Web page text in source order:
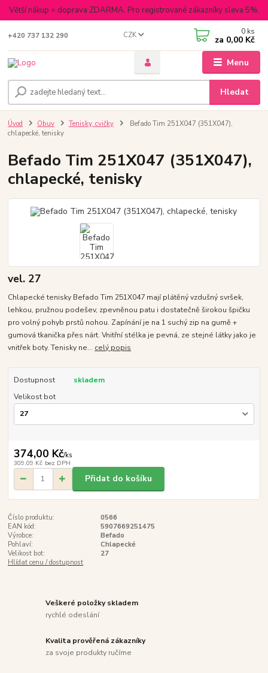
Větší nákup = doprava ZDARMA. Pro registrované zákazníky sleva 5%.
Menu
CZK
Hledat
+420 737 132 290 0 ks
za 0,00 Kč
Úvod Obuv Tenisky, cvičky
Befado Tim 251X047 (351X047),
chlapecké, tenisky
Befado Tim 251X047 (351X047),
chlapecké, tenisky
vel. 27
Chlapecké tenisky Befado Tim 251X047 mají plátěný vzdušný svršek,
lehkou, pružnou podešev, zpevněnou patu i dostatečně širokou špičku
pro volný pohyb prstů nohou. Zapínání je na 1 suchý zip na gumě +
gumová tkanička přes nárt. Vnitřní stélka je pevná, ze stejné látky jako je
vnitřek boty. Tenisky ne... celý popis
Dostupnost
skladem
Velikost bot
374,00 Kč/ks
309,09 Kč bez DPH
Přidat do košíku
Číslo produktu:
0566
EAN kód:
5907669251475
Výrobce:
Befado
Pohlaví:
Chlapecké
Velikost bot:
27
Hlídat cenu / dostupnost
Veškeré položky skladem
rychlé odeslání
Kvalita prověřená zákazníky
za svoje produkty ručíme